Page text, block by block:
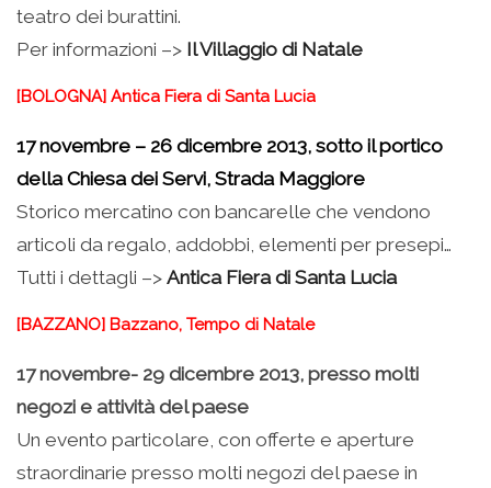
teatro dei burattini.
Per informazioni –> Il Villaggio di Natale
[BOLOGNA] Antica Fiera di Santa Lucia
17 novembre – 26 dicembre 2013, sotto il portico
della Chiesa dei Servi, Strada Maggiore
Storico mercatino con bancarelle che vendono
articoli da regalo, addobbi, elementi per presepi…
Tutti i dettagli –> Antica Fiera di Santa Lucia
[BAZZANO] Bazzano, Tempo di Natale
17 novembre- 29 dicembre 2013, presso molti
negozi e attività del paese
Un evento particolare, con offerte e aperture
straordinarie presso molti negozi del paese in